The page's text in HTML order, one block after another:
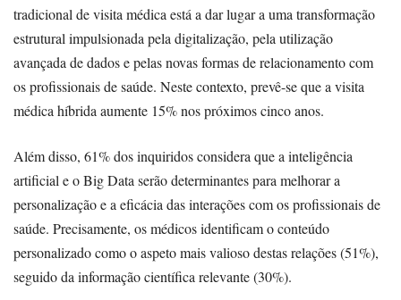
tradicional de visita médica está a dar lugar a uma transformação
estrutural impulsionada pela digitalização, pela utilização
avançada de dados e pelas novas formas de relacionamento com
os profissionais de saúde. Neste contexto, prevê-se que a visita
médica híbrida aumente 15% nos próximos cinco anos.
Além disso, 61% dos inquiridos considera que a inteligência
artificial e o Big Data serão determinantes para melhorar a
personalização e a eficácia das interações com os profissionais de
saúde. Precisamente, os médicos identificam o conteúdo
personalizado como o aspeto mais valioso destas relações (51%),
seguido da informação científica relevante (30%).